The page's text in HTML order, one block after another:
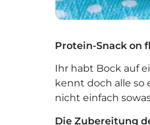
Protein-Snack on
Ihr habt Bock auf
kennt doch alle so
nicht einfach
Die Zubereitung